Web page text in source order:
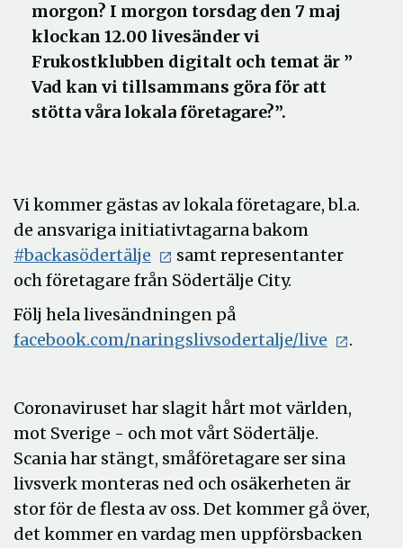
morgon? I morgon torsdag den 7 maj
klockan 12.00 livesänder vi
Frukostklubben digitalt och temat är ”
Vad kan vi tillsammans göra för att
stötta våra lokala företagare?”.
Vi kommer gästas av lokala företagare, bl.a.
de ansvariga initiativtagarna bakom
#backasödertälje
samt representanter
och företagare från Södertälje City.
Följ hela livesändningen på
facebook.com/naringslivsodertalje/live
.
Coronaviruset har slagit hårt mot världen,
mot Sverige - och mot vårt Södertälje.
Scania har stängt, småföretagare ser sina
livsverk monteras ned och osäkerheten är
stor för de flesta av oss. Det kommer gå över,
det kommer en vardag men uppförsbacken